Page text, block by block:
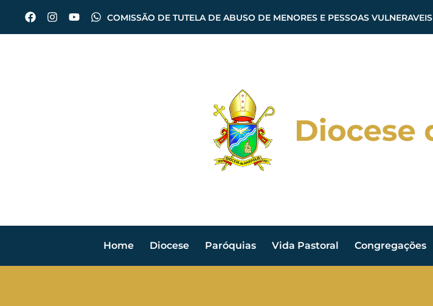
COMISSÃO DE TUTELA DE ABUSO DE MENORES E PESSOAS VULNERAVEIS
Home Diocese Paróquias Vida Pastoral Congregações